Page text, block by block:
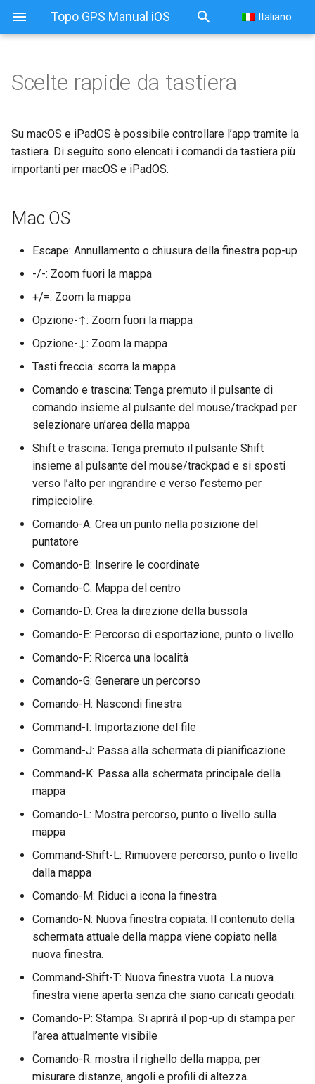
Topo GPS Manual iOS Italiano
Scelte rapide da tastiera
Mac OS
Scelte rapide da tastiera
Su macOS e iPadOS è possibile controllare l’app tramite la
tastiera. Di seguito sono elencati i comandi da tastiera più
importanti per macOS e iPadOS.
Mac OS
Escape: Annullamento o chiusura della finestra pop-up
-/-: Zoom fuori la mappa
+/=: Zoom la mappa
Opzione-↑: Zoom fuori la mappa
Opzione-↓: Zoom la mappa
Tasti freccia: scorra la mappa
Comando e trascina: Tenga premuto il pulsante di
comando insieme al pulsante del mouse/trackpad per
selezionare un’area della mappa
Shift e trascina: Tenga premuto il pulsante Shift
insieme al pulsante del mouse/trackpad e si sposti
verso l’alto per ingrandire e verso l’esterno per
rimpicciolire.
Comando-A: Crea un punto nella posizione del
puntatore
Comando-B: Inserire le coordinate
Comando-C: Mappa del centro
Comando-D: Crea la direzione della bussola
Comando-E: Percorso di esportazione, punto o livello
Comando-F: Ricerca una località
Comando-G: Generare un percorso
Comando-H: Nascondi finestra
Command-I: Importazione del file
Command-J: Passa alla schermata di pianificazione
Command-K: Passa alla schermata principale della
mappa
Comando-L: Mostra percorso, punto o livello sulla
mappa
Command-Shift-L: Rimuovere percorso, punto o livello
dalla mappa
Comando-M: Riduci a icona la finestra
Comando-N: Nuova finestra copiata. Il contenuto della
schermata attuale della mappa viene copiato nella
nuova finestra.
Command-Shift-T: Nuova finestra vuota. La nuova
finestra viene aperta senza che siano caricati geodati.
Comando-P: Stampa. Si aprirà il pop-up di stampa per
l’area attualmente visibile
Comando-R: mostra il righello della mappa, per
misurare distanze, angoli e profili di altezza.